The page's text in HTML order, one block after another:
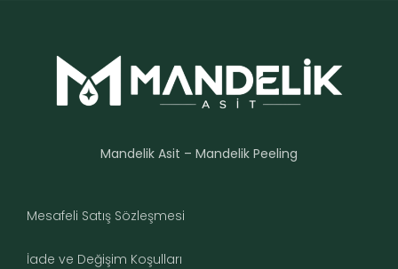
Mandelik Asit – Mandelik Peeling
Mesafeli Satış Sözleşmesi
İade ve Değişim Koşulları